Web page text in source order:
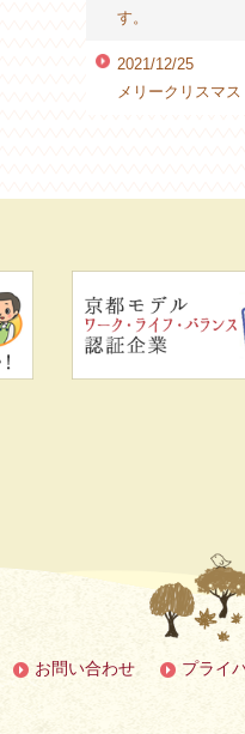
す。
2021/12/25
メリークリスマス
お問い合わせ プライ